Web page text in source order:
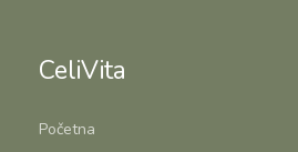
CeliVita
Početna